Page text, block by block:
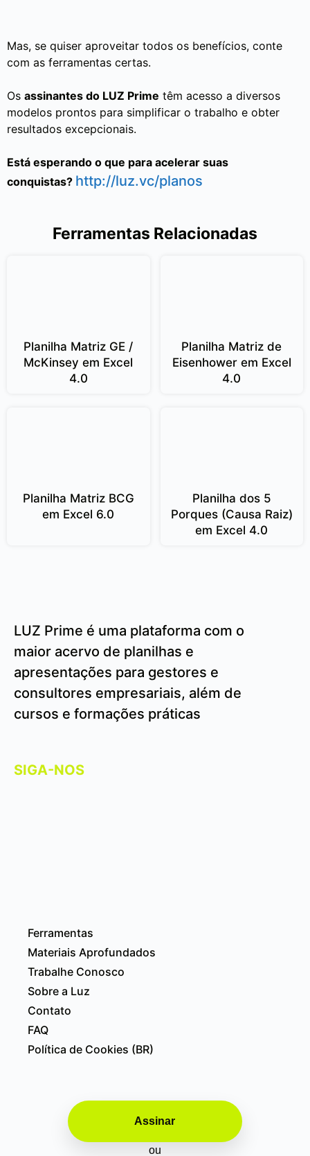
Mas, se quiser aproveitar todos os benefícios, conte
com as ferramentas certas.
Os assinantes do LUZ Prime têm acesso a diversos
modelos prontos para simplificar o trabalho e obter
resultados excepcionais.
Está esperando o que para acelerar suas
conquistas? http://luz.vc/planos
Ferramentas Relacionadas
Planilha Matriz GE /
McKinsey em Excel
4.0
Planilha Matriz de
Eisenhower em Excel
4.0
Planilha Matriz BCG
em Excel 6.0
Planilha dos 5
Porques (Causa Raiz)
em Excel 4.0
LUZ Prime é uma plataforma com o
maior acervo de planilhas e
apresentações para gestores e
consultores empresariais, além de
cursos e formações práticas
SIGA-NOS
Ferramentas
Materiais Aprofundados
Trabalhe Conosco
Sobre a Luz
Contato
FAQ
Política de Cookies (BR)
Assinar
ou